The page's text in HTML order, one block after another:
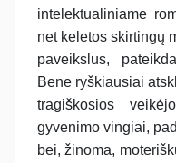
intelektualiniame
net keletos skirtingų
paveikslus,
Bene ryškiausiai
tragiškosios
gyvenimo vingiai,
bei, žinoma,